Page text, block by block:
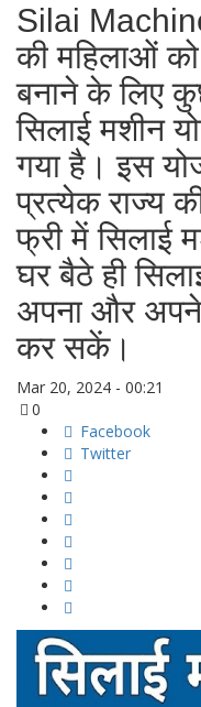
Silai
की महिलाओं
बनाने के लिए
सिलाई मशीन
गया है। इस
प्रत्येक राज्य
फ्री में सिलाई
घर बैठे ही
अपना और अपने
कर सकें।
Mar 20, 2024 - 00:21
0
Facebook
Twitter